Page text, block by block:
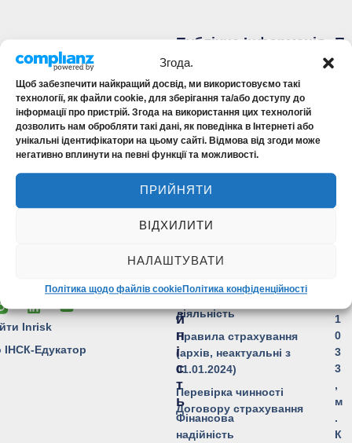
Згода.
Щоб забезпечити найкращий досвід, ми використовуємо такі
технології, як файли cookie, для зберігання та/або доступу до
інформації про пристрій. Згода на використання цих технологій
дозволить нам обробляти такі дані, як поведінка в Інтернеті або
унікальні ідентифікатори на цьому сайті. Відмова від згоди може
негативно вплинути на певні функції та можливості.
ПРИЙНЯТИ
ВІДХИЛИТИ
НАЛАШТУВАТИ
Політика щодо файлів cookieПолітика конфіденційності
ВАШІ МРІЇ
Inrisk
ІНСК-Едукатор
Публічна Інформація
Страхові продукти
Публічні оферти
Фінансова звітність
Інформація для акціонерів
та стейкхолдерів
Страхові посередники
Акредитація у банках
Ліцензія на страхову
діяльність
Правила страхування
(архів, неактуальні з
01.01.2024)
Перевірка чинності
Договору страхування
А
С
С
Т
А
Н
С
EDAC
Ensuria
NOVA
Н
А
Д
Й
Н
І
С
Т
Ь
Фінансова
надійність
П
Н
Ю
1
0
3
3
,
м
.
К